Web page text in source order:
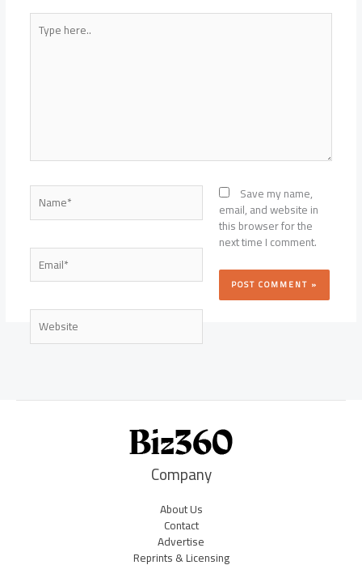
Type
here..
Name*
Email*
Website
Save my name,
email, and website in
this browser for the
next time I comment.
Company
About Us
Contact
Advertise
Reprints & Licensing